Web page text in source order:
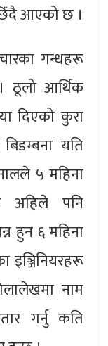
आएको छ ।
गन्धहरू
ठूलो आर्थिक
दिएको कुरा
यति
५ महिना
अहिले पनि
हुन ६ महिना
इञ्जिनियरहरू
नाम
गर्नु कति